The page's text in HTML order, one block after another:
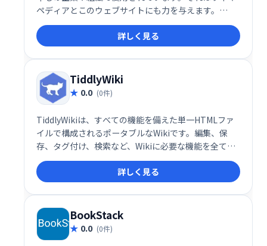
ペディアとこのウェブサイトにも力を与えます。
MediaWikiは、知識を収集して整理し、人々が利用で
きるようにするのに役立ちます。それは、強力で、多
言語で、無料でオープンで、拡張可能で、カスタマイ
ズ可能で、信頼性が高く、無料です。
詳しく見る
TiddlyWiki
0.0 (0件)
TiddlyWikiは、すべての機能を備えた単一HTMLファ
イルで構成されるポータブルなWikiです。編集、保
存、タグ付け、検索など、Wikiに必要な機能を全て備
え、スタイルシートのカスタマイズも可能です。単一
ファイルのため、メール送信、Webサーバーへの配
置、USBメモリでの共有など、柔軟な利用が可能で
す。豊富なツールと拡張性のあるプラグインも魅力で
す。
詳しく見る
BookStack
0.0 (0件)